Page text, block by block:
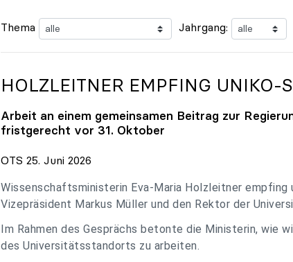
Thema Jahrgang:
HOLZLEITNER EMPFING UNIKO-
Arbeit an einem gemeinsamen Beitrag zur
fristgerecht vor 31. Oktober
OTS 25. Juni 2026
Wissenschaftsministerin Eva-Maria Holzleitner
Vizepräsident Markus Müller und den Rektor der
Im Rahmen des Gesprächs betonte die Ministerin, wie
des Universitätsstandorts zu arbeiten.